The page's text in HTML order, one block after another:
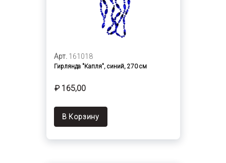
Арт. 161018
Гирлянда "Капля", синий, 270 см
₽ 165,00
В Корзину